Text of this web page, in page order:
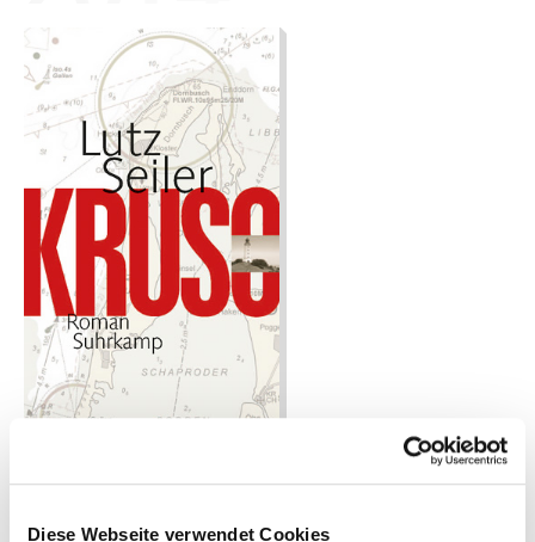
Diese Webseite verwendet Cookies
Roman des Jahres 2014